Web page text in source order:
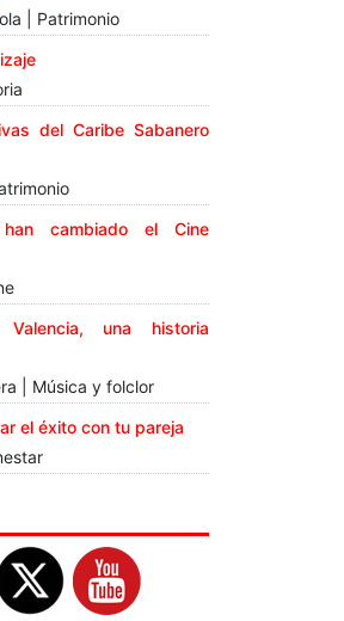
| Patrimonio
del Caribe Sabanero
cambiado el Cine
una historia
| Música y folclor
el éxito con tu pareja